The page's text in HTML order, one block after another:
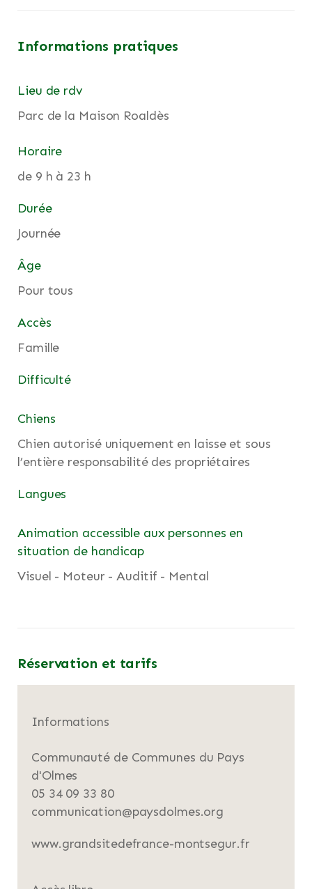
Informations pratiques
Lieu de rdv
Parc de la Maison Roaldès
Horaire
de 9 h à 23 h
Durée
Journée
Âge
Pour tous
Accès
Famille
Difficulté
Chiens
Chien autorisé uniquement en laisse et sous
l’entière responsabilité des propriétaires
Langues
Animation accessible aux personnes en
situation de handicap
Visuel - Moteur - Auditif - Mental
Réservation et tarifs
Informations
Communauté de Communes du Pays
d'Olmes
05 34 09 33 80
communication@paysdolmes.org
www.grandsitedefrance-montsegur.fr